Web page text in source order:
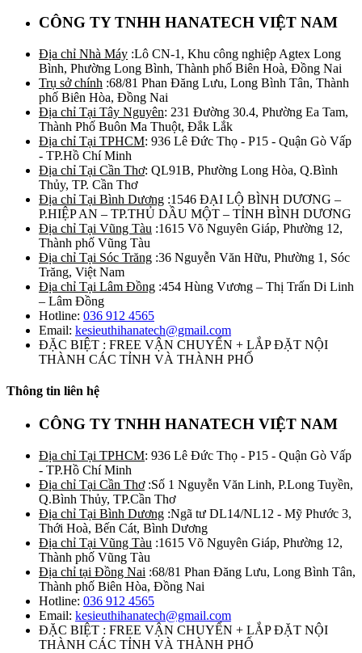
CÔNG TY TNHH HANATECH VIỆT NAM
Địa chỉ Nhà Máy :Lô CN-1, Khu công nghiệp Agtex Long
Bình, Phường Long Bình, Thành phố Biên Hoà, Đồng Nai
Trụ sở chính :68/81 Phan Đăng Lưu, Long Bình Tân, Thành
phố Biên Hòa, Đồng Nai
Địa chỉ Tại Tây Nguyên: 231 Đường 30.4, Phường Ea Tam,
Thành Phố Buôn Ma Thuột, Đắk Lắk
Địa chỉ Tại TPHCM: 936 Lê Đức Thọ - P15 - Quận Gò Vấp
- TP.Hồ Chí Minh
Địa chỉ Tại Cần Thơ: QL91B, Phường Long Hòa, Q.Bình
Thủy, TP. Cần Thơ
Địa chỉ Tại Bình Dương :1546 ĐẠI LỘ BÌNH DƯƠNG –
P.HIỆP AN – TP.THỦ DẦU MỘT – TỈNH BÌNH DƯƠNG
Địa chỉ Tại Vũng Tàu :1615 Võ Nguyên Giáp, Phường 12,
Thành phố Vũng Tàu
Địa chỉ Tại Sóc Trăng :36 Nguyễn Văn Hữu, Phường 1, Sóc
Trăng, Việt Nam
Địa chỉ Tại Lâm Đồng :454 Hùng Vương – Thị Trấn Di Linh
– Lâm Đồng
Hotline: 036 912 4565
Email: kesieuthihanatech@gmail.com
ĐẶC BIỆT : FREE VẬN CHUYỂN + LẮP ĐẶT NỘI
THÀNH CÁC TỈNH VÀ THÀNH PHỐ
Thông tin liên hệ
CÔNG TY TNHH HANATECH VIỆT NAM
Địa chỉ Tại TPHCM: 936 Lê Đức Thọ - P15 - Quận Gò Vấp
- TP.Hồ Chí Minh
Địa chỉ Tại Cần Thơ:Số 1 Nguyễn Văn Linh, P.Long Tuyền,
Q.Bình Thủy, TP.Cần Thơ
Địa chỉ Tại Bình Dương :Ngã tư DL14/NL12 - Mỹ Phước 3,
Thới Hoà, Bến Cát, Bình Dương
Địa chỉ Tại Vũng Tàu :1615 Võ Nguyên Giáp, Phường 12,
Thành phố Vũng Tàu
Địa chỉ tại Đồng Nai :68/81 Phan Đăng Lưu, Long Bình Tân,
Thành phố Biên Hòa, Đồng Nai
Hotline: 036 912 4565
Email: kesieuthihanatech@gmail.com
ĐẶC BIỆT : FREE VẬN CHUYỂN + LẮP ĐẶT NỘI
THÀNH CÁC TỈNH VÀ THÀNH PHỐ